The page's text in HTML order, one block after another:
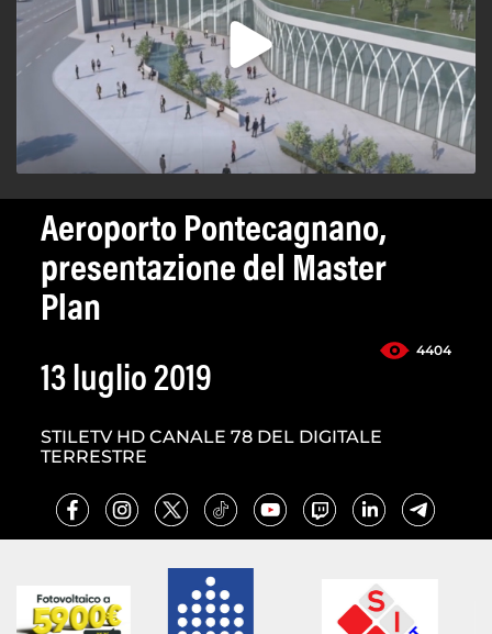
Aeroporto Pontecagnano,
presentazione del Master
Plan
4404
13 luglio 2019
STILETV HD CANALE 78 DEL DIGITALE
TERRESTRE